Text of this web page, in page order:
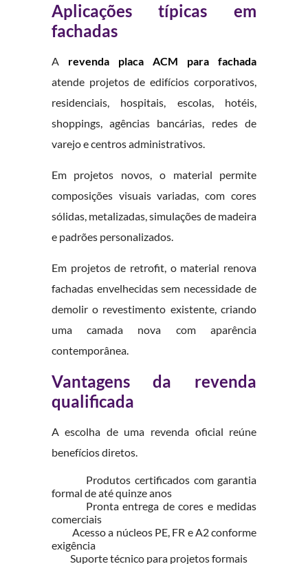
Aplicações típicas em
fachadas
A revenda placa ACM para fachada
atende projetos de edifícios corporativos,
residenciais, hospitais, escolas, hotéis,
shoppings, agências bancárias, redes de
varejo e centros administrativos.
Em projetos novos, o material permite
composições visuais variadas, com cores
sólidas, metalizadas, simulações de madeira
e padrões personalizados.
Em projetos de retrofit, o material renova
fachadas envelhecidas sem necessidade de
demolir o revestimento existente, criando
uma camada nova com aparência
contemporânea.
Vantagens da revenda
qualificada
A escolha de uma revenda oficial reúne
benefícios diretos.
Produtos certificados com garantia
formal de até quinze anos
Pronta entrega de cores e medidas
comerciais
Acesso a núcleos PE, FR e A2 conforme
exigência
Suporte técnico para projetos formais